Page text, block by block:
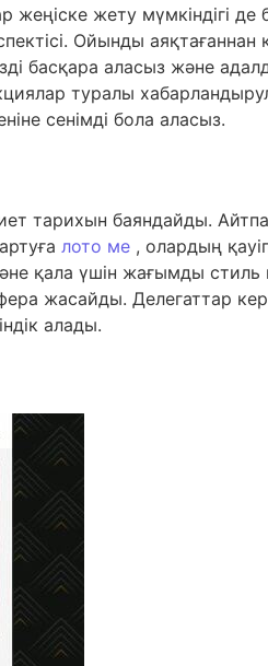
жету мүмкіндігі де
Ойынды аяқтағаннан
басқара аласыз және
туралы
сенімді бола аласыз.
тарихын баяндайды.
лото ме , олардың
қала үшін жағымды
жасайды. Делегаттар
алады.